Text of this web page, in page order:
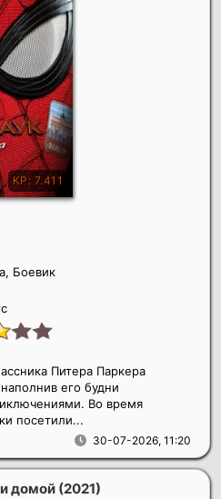
Боевик
30-07-2026, 11:20
Питера Паркера
его будни
Во время
посетили...
домой (2021)